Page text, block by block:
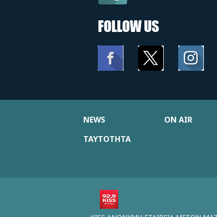
FOLLOW US
NEWS ON AIR
ΤΑΥΤΟΤΗΤΑ